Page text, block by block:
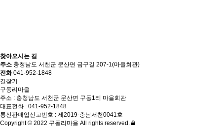
찾아오시는 길
주소 충청남도 서천군 문산면 금구길 207-1(마을회관)
전화041-952-1848
길찾기
구동리마을
주소 : 충청남도 서천군 문산면 구동1리 마을회관
대표전화 : 041-952-1848
통신판매업신고번호 : 제2019-충남서천0041호
Copyright © 2022 구동리마을 All rights reserved.